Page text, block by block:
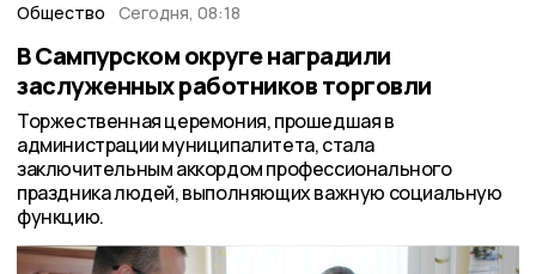
Общество Сегодня, 08:18
В Сампурском округе наградили
заслуженных работников торговли
Торжественная церемония, прошедшая в
администрации муниципалитета, стала
заключительным аккордом профессионального
праздника людей, выполняющих важную социальную
функцию.